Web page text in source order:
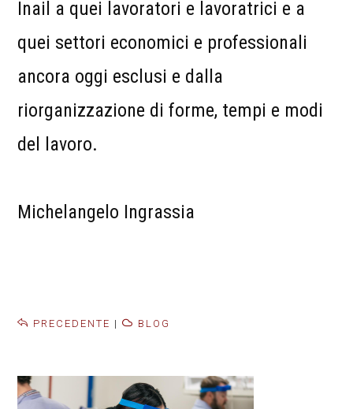
Inail a quei lavoratori e lavoratrici e a
quei settori economici e professionali
ancora oggi esclusi e dalla
riorganizzazione di forme, tempi e modi
del lavoro.
Michelangelo Ingrassia
PRECEDENTE | BLOG